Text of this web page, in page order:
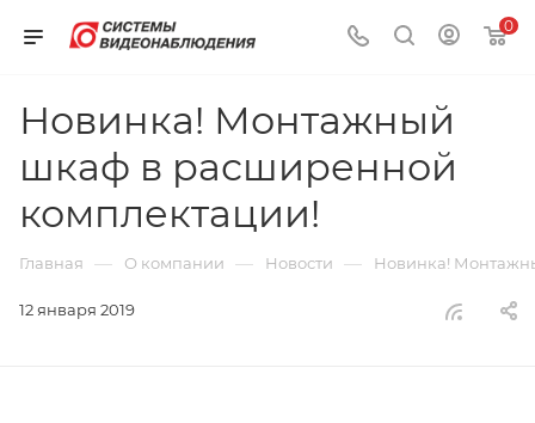
0
Новинка! Монтажный
шкаф в расширенной
комплектации!
Главная — О компании — Новости — Новинка!
12 января 2019